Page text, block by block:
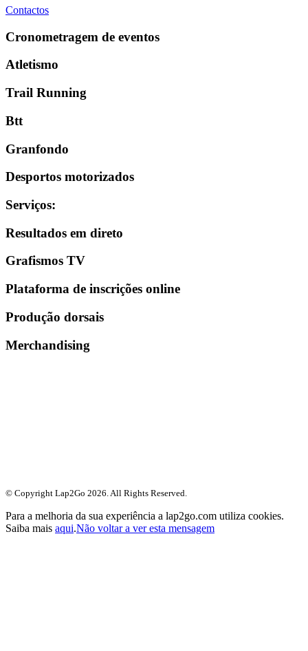
Contactos
Cronometragem de eventos
Atletismo
Trail Running
Btt
Granfondo
Desportos motorizados
Serviços:
Resultados em direto
Grafismos TV
Plataforma de inscrições online
Produção dorsais
Merchandising
© Copyright Lap2Go 2026. All Rights Reserved.
Para a melhoria da sua experiência a lap2go.com utiliza cookies.
Saiba mais aqui.Não voltar a ver esta mensagem